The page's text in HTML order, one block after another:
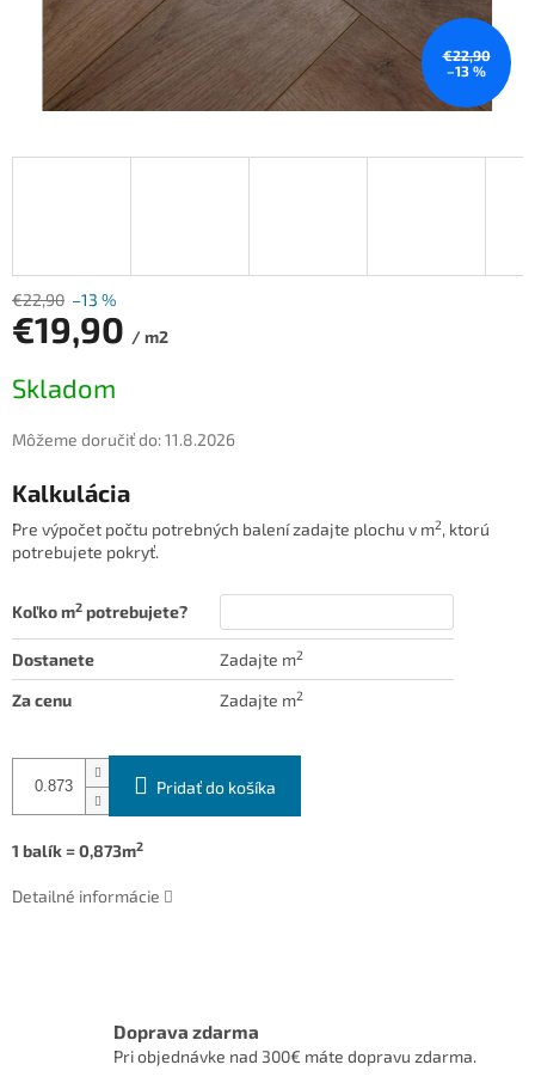
€22,90
–13 %
€22,90 –13 %
€19,90 / m2
cena:
Skladom
Môžeme doručiť do:11.8.2026
Kalkulácia
Pre výpočet počtu potrebných balení zadajte plochu v m2, ktorú
potrebujete pokryť.
Koľko m2 potrebujete?
Dostanete Zadajte m2
Za cenu Zadajte m2
Pridať do košíka
1 balík = 0,873m2
Detailné informácie
Doprava zdarma
Pri objednávke nad 300€ máte dopravu zdarma.